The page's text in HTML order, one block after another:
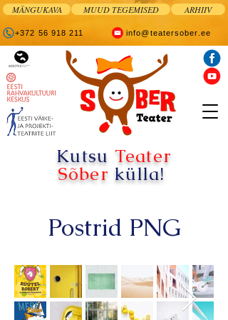
MÄNGUKAVA MUUD TEGEMISED ARHIIV
+372 56 918 211 info@teatersober.ee
Kutsu Teater
Sõber külla!
Postrid PNG